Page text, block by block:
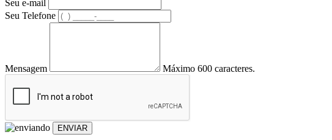
Seu e-mail
Seu Telefone
Mensagem Máximo 600 caracteres.
ENVIAR